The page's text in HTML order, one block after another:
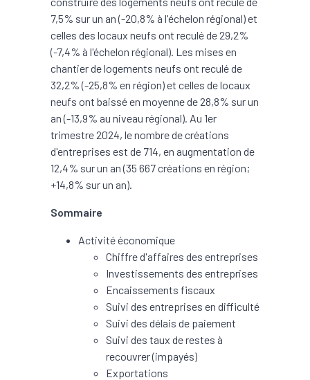
7,5% sur un an (-20,8% à l'échelon régional) et
celles des locaux neufs ont reculé de 29,2%
(-7,4% à l'échelon régional). Les mises en
chantier de logements neufs ont reculé de
32,2% (-25,8% en région) et celles de locaux
neufs ont baissé en moyenne de 28,8% sur un
an (-13,9% au niveau régional). Au 1er
trimestre 2024, le nombre de créations
d'entreprises est de 714, en augmentation de
12,4% sur un an (35 667 créations en région;
+14,8% sur un an).
Sommaire
Activité économique
Chiffre d'affaires des entreprises
Investissements des entreprises
Encaissements fiscaux
Suivi des entreprises en difficulté
Suivi des délais de paiement
Suivi des taux de restes à
recouvrer (impayés)
Exportations